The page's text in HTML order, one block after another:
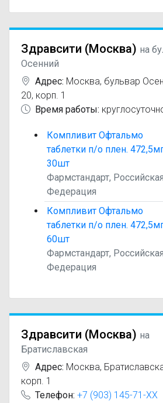
Здравсити (Москва) на
Осенний
Адрес: Москва, бульвар
20, корп. 1
Время работы:
Компливит Офтальмо
таблетки п/о плен.
30шт
Фармстандарт, Российская
Федерация
Компливит Офтальмо
таблетки п/о плен.
60шт
Фармстандарт, Российская
Федерация
Здравсити (Москва) на
Братиславская
Адрес: Москва,
корп. 1
Телефон: +7 (903) 145-71-XX